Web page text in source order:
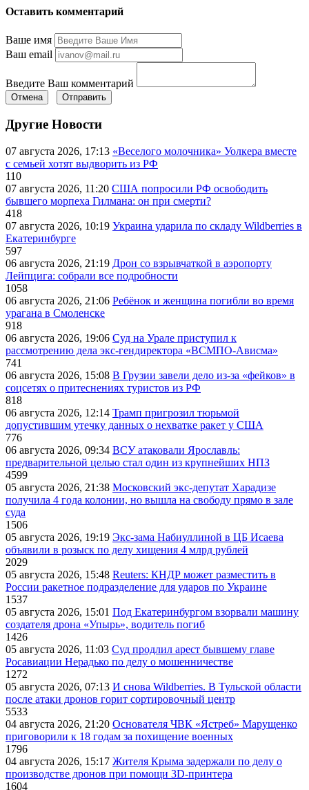
Оставить комментарий
Ваше имя
Ваш email
Введите Ваш комментарий
Отмена Отправить
Другие Новости
07 августа 2026, 17:13 «Веселого молочника» Уолкера вместе
с семьей хотят выдворить из РФ
110
07 августа 2026, 11:20 США попросили РФ освободить
бывшего морпеха Гилмана: он при смерти?
418
07 августа 2026, 10:19 Украина ударила по складу Wildberries в
Екатеринбурге
597
06 августа 2026, 21:19 Дрон со взрывчаткой в аэропорту
Лейпцига: собрали все подробности
1058
06 августа 2026, 21:06 Ребёнок и женщина погибли во время
урагана в Смоленске
918
06 августа 2026, 19:06 Суд на Урале приступил к
рассмотрению дела экс-гендиректора «ВСМПО-Ависма»
741
06 августа 2026, 15:08 В Грузии завели дело из-за «фейков» в
соцсетях о притеснениях туристов из РФ
818
06 августа 2026, 12:14 Трамп пригрозил тюрьмой
допустившим утечку данных о нехватке ракет у США
776
06 августа 2026, 09:34 ВСУ атаковали Ярославль:
предварительной целью стал один из крупнейших НПЗ
4599
05 августа 2026, 21:38 Московский экс-депутат Харадизе
получила 4 года колонии, но вышла на свободу прямо в зале
суда
1506
05 августа 2026, 19:19 Экс-зама Набиуллиной в ЦБ Исаева
объявили в розыск по делу хищения 4 млрд рублей
2029
05 августа 2026, 15:48 Reuters: КНДР может разместить в
России ракетное подразделение для ударов по Украине
1537
05 августа 2026, 15:01 Под Екатеринбургом взорвали машину
создателя дрона «Упырь», водитель погиб
1426
05 августа 2026, 11:03 Суд продлил арест бывшему главе
Росавиации Нерадько по делу о мошенничестве
1272
05 августа 2026, 07:13 И снова Wildberries. В Тульской области
после атаки дронов горит сортировочный центр
5533
04 августа 2026, 21:20 Основателя ЧВК «Ястреб» Марущенко
приговорили к 18 годам за похищение военных
1796
04 августа 2026, 15:17 Жителя Крыма задержали по делу о
производстве дронов при помощи 3D‑принтера
1604